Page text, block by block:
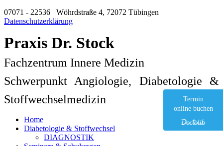
07071 - 22536 Wöhrdstraße 4, 72072 Tübingen
Datenschutzerklärung
Praxis Dr. Stock
Fachzentrum Innere Medizin
Schwerpunkt Angiologie, Diabetologie &
Stoffwechselmedizin
Termin
online buchen
Home
Diabetologie & Stoffwechsel
DIAGNOSTIK